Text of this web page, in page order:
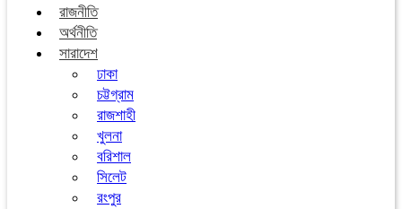
রাজনীতি
অর্থনীতি
সারাদেশ
ঢাকা
চট্টগ্রাম
রাজশাহী
খুলনা
বরিশাল
সিলেট
রংপুর